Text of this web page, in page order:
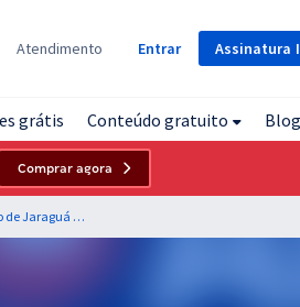
Assinatura
Atendimento Entrar
grátis Conteúdo gratuito Blog
Comprar agora
CODEJAS - Companhia de Desenvolvimento de Jaraguá do Sul - SC - Língua Portuguesa para os Cargos de Nível Superior com o Professor Lucas Lemos (Pré-edital)